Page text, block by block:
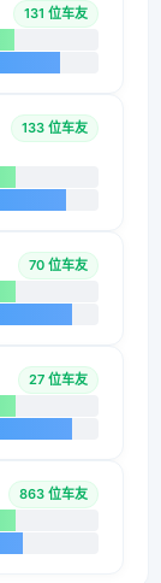
131 位车友
133 位车友
70 位车友
27 位车友
863 位车友